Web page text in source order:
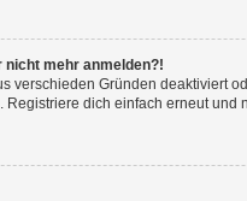
nicht mehr anmelden?!
verschieden Gründen deaktiviert
dich einfach erneut und